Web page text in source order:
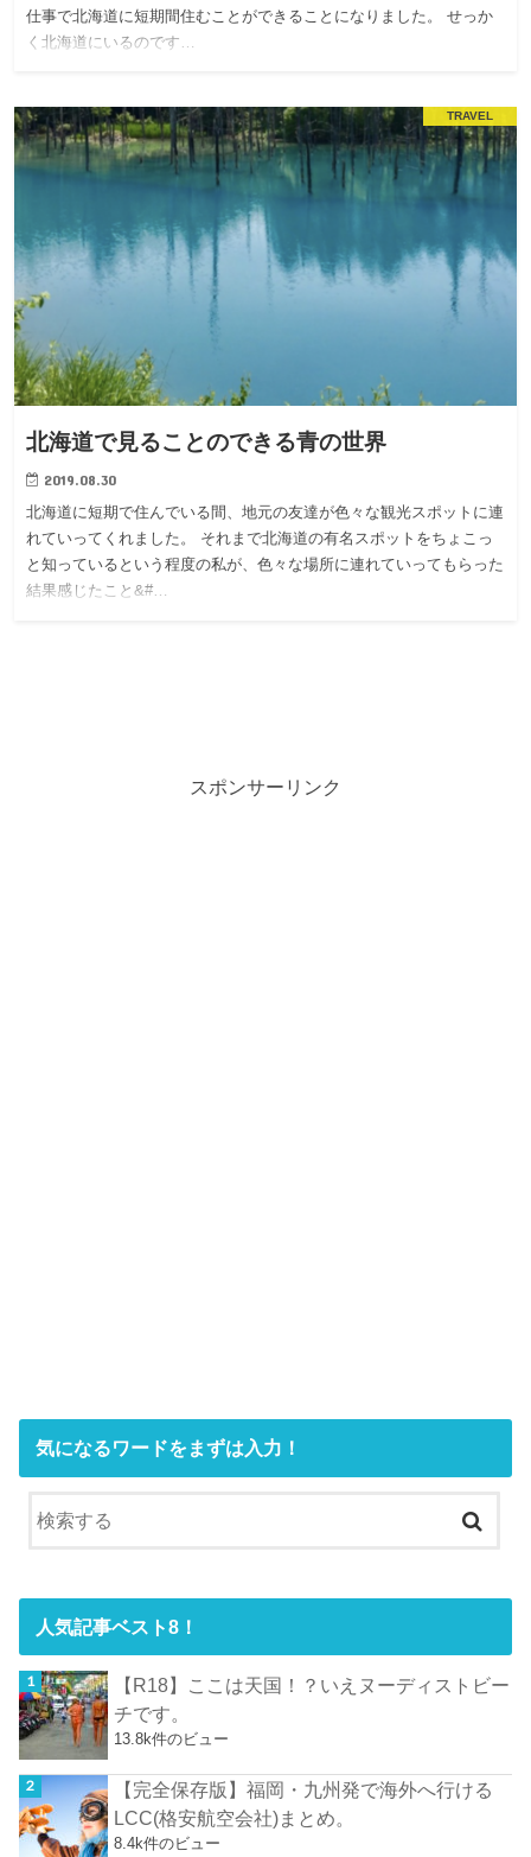
仕事で北海道に短期間住むことができることになりました。 せっか
く北海道にいるのです…
TRAVEL
北海道で見ることのできる青の世界
2019.08.30
北海道に短期で住んでいる間、地元の友達が色々な観光スポットに連
れていってくれました。 それまで北海道の有名スポットをちょこっ
と知っているという程度の私が、色々な場所に連れていってもらった
結果感じたこと&#…
スポンサーリンク
気になるワードをまずは入力！
人気記事ベスト8！
【R18】ここは天国！？いえヌーディストビー
チです。
13.8k件のビュー
【完全保存版】福岡・九州発で海外へ行ける
LCC(格安航空会社)まとめ。
8.4k件のビュー